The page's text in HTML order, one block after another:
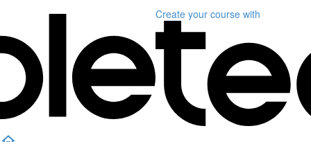
Create your course with